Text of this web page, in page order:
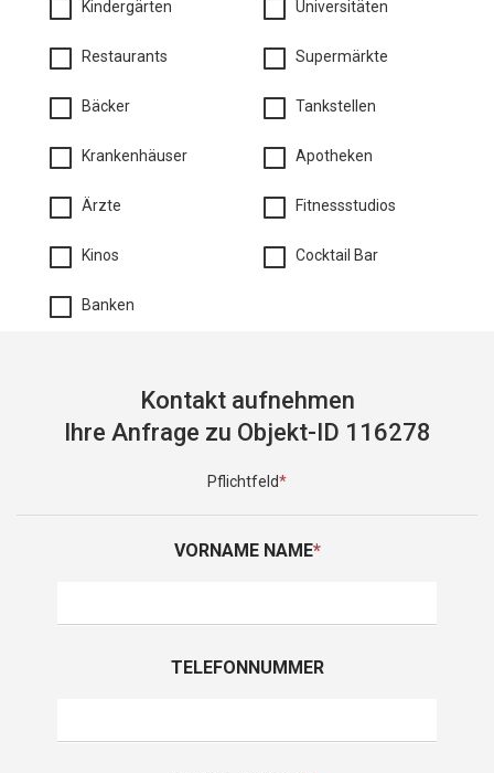
Kindergärten Universitäten
Restaurants Supermärkte
Bäcker Tankstellen
Krankenhäuser Apotheken
Ärzte Fitnessstudios
Kinos Cocktail Bar
Banken
Kontakt aufnehmen
Ihre Anfrage zu Objekt-ID 116278
Pflichtfeld*
VORNAME NAME*
TELEFONNUMMER